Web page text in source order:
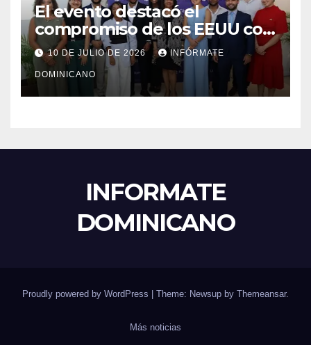
El evento destacó el
compromiso de los EEUU con
el liderazgo, la innovación y la
excelencia académica por
más de ocho décadas.
10 DE JULIO DE 2026 INFÓRMATE
DOMINICANO
INFORMATE
DOMINICANO
Proudly powered by WordPress Theme: Newsup by Themeansar.
Más noticias